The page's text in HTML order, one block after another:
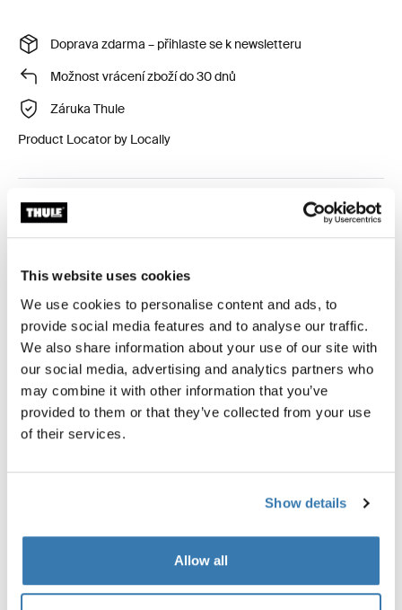
This website uses cookies
We use cookies to personalise content and ads, to
provide social media features and to analyse our traffic.
We also share information about your use of our site with
our social media, advertising and analytics partners who
may combine it with other information that you’ve
provided to them or that they’ve collected from your use
of their services.
Show details
Allow all
Doprava zdarma – přihlaste se k newsletteru
Možnost vrácení zboží do 30 dnů
Záruka Thule
Product Locator by Locally
Mějte volné ruce a nezbytnosti blízko s klipem na
Toggle overview
Popis výrobku
Toggle features
Všechny funkce
Toggle techspec
Technické údaje
Toggle overview